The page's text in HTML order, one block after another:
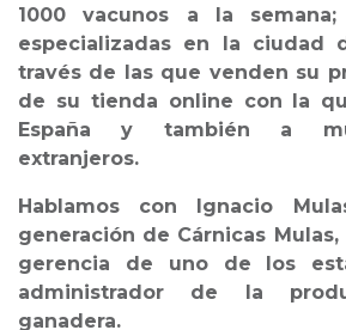
1000 vacunos a la
especializadas en la ciudad
través de las que venden su
de su tienda online con la
España y también a
extranjeros.
Hablamos con Ignacio
generación de Cárnicas
gerencia de uno de los
administrador de la
ganadera.